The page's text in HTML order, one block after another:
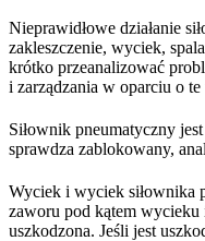
Nieprawidłowe działanie
zakleszczenie, wyciek,
krótko przeanalizować
i zarządzania w oparciu o
Siłownik pneumatyczny
sprawdza zablokowany,
Wyciek i wyciek siłownika
zaworu pod kątem wycieku
uszkodzona. Jeśli jest